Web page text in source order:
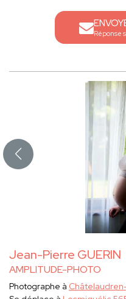
Réponse
Jean-Pierre GUERIN
AMPLITUDE-PHOTO
Photographe à